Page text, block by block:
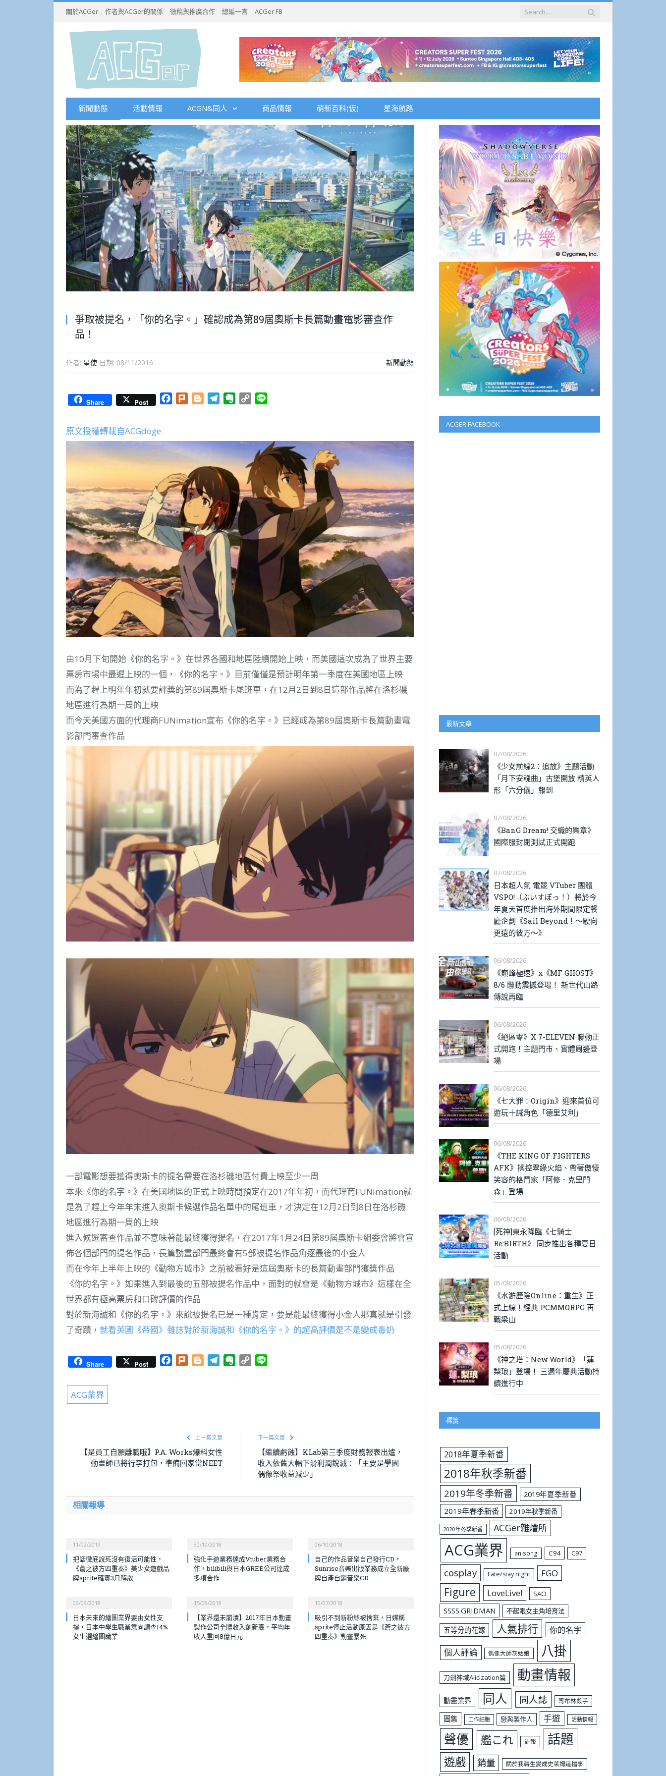
關於ACGer 作者與ACGer的關係 徵稿與推廣合作 總編一言 ACGer FB
新聞動態 活動情報 ACGN&同人 商品情報 萌新百科(仮) 星海航路
爭取被提名，「你的名字。」確認成為第89屆奧斯卡長篇動畫電影審查作
品！
作者: 星使 日期: 08/11/2016 新聞動態
Share Post Facebook
Plurk BloggerTelegramEvernote
Copy
原文授權轉載自ACGdoge
由10月下旬開始《你的名字。》在世界各國和地區陸續開始上映，而美國這次成為了世界主要
票房市場中最遲上映的一個，《你的名字。》目前僅僅是預計明年第一季度在美國地區上映
而為了趕上明年年初就要評獎的第89屆奧斯卡尾班車，在12月2日到8日這部作品將在洛杉磯
地區進行為期一周的上映
而今天美國方面的代理商FUNimation宣布《你的名字。》已經成為第89屆奧斯卡長篇動畫電
影部門審查作品
一部電影想要獲得奧斯卡的提名需要在洛杉磯地區付費上映至少一周
本來《你的名字。》在美國地區的正式上映時間預定在2017年年初，而代理商FUNimation就
是為了趕上今年年末進入奧斯卡候選作品名單中的尾班車，才決定在12月2日到8日在洛杉磯
地區進行為期一周的上映
進入候選審查作品並不意味著能最終獲得提名，在2017年1月24日第89屆奧斯卡組委會將會宣
佈各個部門的提名作品，長篇動畫部門最終會有5部被提名作品角逐最後的小金人
而在今年上半年上映的《動物方城市》之前被看好是這屆奧斯卡的長篇動畫部門獲獎作品
《你的名字。》如果進入到最後的五部被提名作品中，面對的就會是《動物方城市》這樣在全
世界都有極高票房和口碑評價的作品
對於新海誠和《你的名字。》來說被提名已是一種肯定，要是能最終獲得小金人那真就是引發
了奇蹟， 就看英國《帝國》雜誌對於新海誠和《你的名字。》的超高評價是不是變成毒奶
Share Post Facebook
Plurk BloggerTelegramEvernote
Copy
ACG業界
上一篇文章
【是員工自願離職哦】P.A. Works爆料女性
動畫師已將行李打包，準備回家當NEET
下一篇文章
【繼續虧蝕】KLab第三季度財務報表出爐，
收入依舊大幅下滑利潤銳減：「主要是學園
偶像祭收益減少」
相關報導
11/02/2019
把話徹底說死沒有復活可能性，
《蒼之彼方四重奏》美少女遊戲品
牌sprite確實3月解散
30/10/2018
強化手遊業務達成Vtuber業務合
作，bilibili與日本GREE公司達成
多項合作
06/10/2018
自己的作品音樂自己發行CD，
Sunrise音樂出版業務成立全新廠
牌自產自銷音樂CD
09/09/2018
日本未來的繪圖業界要由女性支
撐，日本中學生職業意向調查14%
女生選繪圖職業
15/08/2018
【業界還未崩潰】2017年日本動畫
製作公司全體收入創新高，平均年
收入重回8億日元
10/07/2018
吸引不到新粉絲被捨棄，日媒稱
sprite停止活動原因是《蒼之彼方
四重奏》動畫暴死
ACGER FACEBOOK
最新文章
07/08/2026
《少女前線2：追放》主題活動
「月下安魂曲」古堡開放 精英人
形「六分儀」報到
07/08/2026
《BanG Dream! 交織的樂章》
國際服封閉測試正式開跑
07/08/2026
日本超人氣 電競 VTuber 團體
VSPO!（ぶいすぽっ！）將於今
年夏天首度推出海外期間限定餐
廳企劃《Sail Beyond！～駛向
更遠的彼方～》
06/08/2026
《巔峰極速》x《MF GHOST》
8/6 聯動震撼登場！ 新世代山路
傳說再臨
06/08/2026
《絕區零》X 7-ELEVEN 聯動正
式開跑！主題門市、實體周邊登
場
06/08/2026
《七大罪：Origin》迎來首位可
遊玩十誡角色「德里艾利」
06/08/2026
《THE KING OF FIGHTERS
AFK》操控翠綠火焰、帶著傲慢
笑容的格鬥家「阿修．克里門
森」登場
06/08/2026
[死神]東永降臨《七騎士
Re:BIRTH》 同步推出各種夏日
活動
05/08/2026
《水滸歷險Online：重生》正
式上線！經典 PCMMORPG 再
戰梁山
05/08/2026
《神之塔：New World》「蓮
梨琅」登場！ 三週年慶典活動持
續進行中
標籤
2018年夏季新番
2018年秋季新番
2019年冬季新番
2019年夏季新番
2019年春季新番
2019年秋季新番
2020年冬季新番 ACGer雜燴所
ACG業界 anisong C94 C97
cosplay Fate/stay night FGO
Figure LoveLive! SAO
SSSS.GRIDMAN 不起眼女主角培育法
五等分的花嫁 人氣排行 你的名字
個人評論 偶像大師灰姑娘 八掛
刀劍神域Alicization篇 動畫情報
動畫業界 同人 同人誌 哥布林殺手
圖集 工作細胞 戀與製作人 手遊 活動情報
聲優 艦これ 訃報 話題
遊戲 銷量 關於我轉生變成史萊姆這檔事